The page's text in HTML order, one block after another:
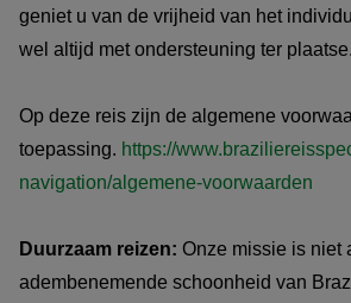
geniet u van de vrijheid van het
wel altijd met ondersteuning ter plaatse.
Op deze reis zijn de algemene
toepassing. https://
navigation/algemene-voorwaarden
Duurzaam reizen: Onze missie is niet
adembenemende schoonheid van